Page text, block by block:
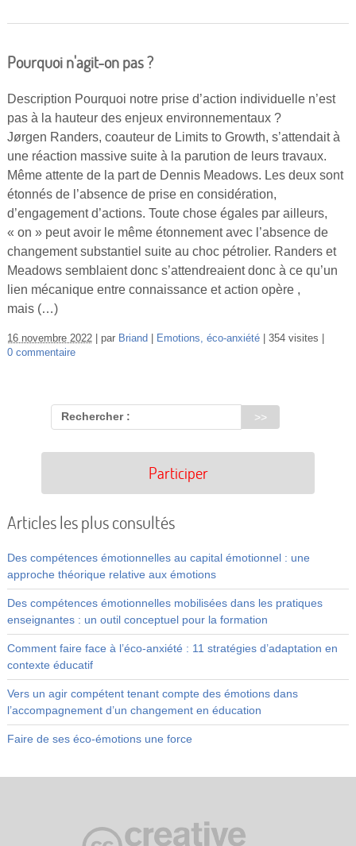
Pourquoi n'agit-on pas ?
Description Pourquoi notre prise d’action individuelle n’est
pas à la hauteur des enjeux environnementaux ?
Jørgen Randers, coauteur de Limits to Growth, s’attendait à
une réaction massive suite à la parution de leurs travaux.
Même attente de la part de Dennis Meadows. Les deux sont
étonnés de l’absence de prise en considération,
d’engagement d’actions. Toute chose égales par ailleurs,
« on » peut avoir le même étonnement avec l’absence de
changement substantiel suite au choc pétrolier. Randers et
Meadows semblaient donc s’attendreaient donc à ce qu’un
lien mécanique entre connaissance et action opère ,
mais (…)
16 novembre 2022 par Briand Emotions, éco-anxiété
354 visites
0 commentaire
Rechercher :
Participer
Articles les plus consultés
Des compétences émotionnelles au capital émotionnel : une
approche théorique relative aux émotions
Des compétences émotionnelles mobilisées dans les pratiques
enseignantes : un outil conceptuel pour la formation
Comment faire face à l’éco-anxiété : 11 stratégies d’adaptation en
contexte éducatif
Vers un agir compétent tenant compte des émotions dans
l’accompagnement d’un changement en éducation
Faire de ses éco-émotions une force